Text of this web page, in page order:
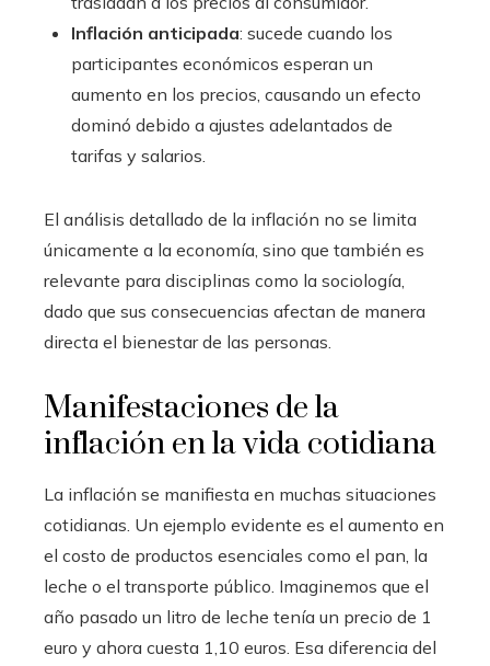
Inflación anticipada: sucede cuando los
participantes económicos esperan un
aumento en los precios, causando un efecto
dominó debido a ajustes adelantados de
tarifas y salarios.
El análisis detallado de la inflación no se limita
únicamente a la economía, sino que también es
relevante para disciplinas como la sociología,
dado que sus consecuencias afectan de manera
directa el bienestar de las personas.
Manifestaciones de la
inflación en la vida cotidiana
La inflación se manifiesta en muchas situaciones
cotidianas. Un ejemplo evidente es el aumento en
el costo de productos esenciales como el pan, la
leche o el transporte público. Imaginemos que el
año pasado un litro de leche tenía un precio de 1
euro y ahora cuesta 1,10 euros. Esa diferencia del